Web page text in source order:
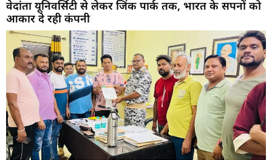
वेदांता यूनिवर्सिटी से लेकर जिंक पार्क तक, भारत के सपनों को
आकार दे रही कंपनी